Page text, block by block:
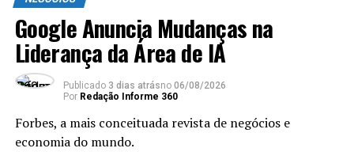
Latam: “Sem Riscos na Carreira,
o Retorno Será Mínimo”
mudanças é revisar regularmente anúncios de vagas
para os cargos que você deseja ocupar no futuro.
Observe quais qualificações, tecnologias e competências
de negócios aparecem com frequência.
Essas tendências oferecem um direcionamento valioso
para o seu desenvolvimento e ajudam a priorizar
aprendizados que favorecem seus objetivos de longo
Bassan se formou em engenharia pelaPUC-Rioe já
passou por empresas como
Google Anuncia Mudanças na
Liderança da Área de IA
Publicado 3 dias atrásno 06/08/2026
Por Redação Informe 360
Forbes, a mais conceituada revista de negócios e
economia do mundo.